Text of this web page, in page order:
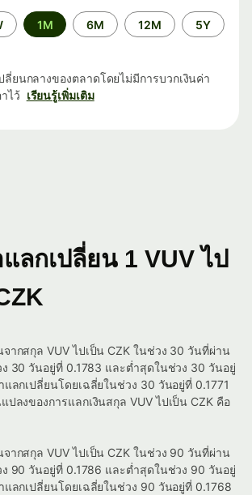
1M 6M 12M 5Y
ลี่ยนกลางของตลาดโดยไม่มีการบวกเงินค่า
ไว้ เรียนรู้เพิ่มเติม
ลกเปลี่ยน 1 VUV ไป
ากสกุล VUV ไปเป็น CZK ในช่วง 30 วันที่ผ่าน
30 วันอยู่ที่ 0.1783 และต่ำสุดในช่วง 30 วันอยู่
แลกเปลี่ยนโดยเฉลี่ยในช่วง 30 วันอยู่ที่ 0.1771
ปลงของการแลกเงินสกุล VUV ไปเป็น CZK คือ
ากสกุล VUV ไปเป็น CZK ในช่วง 90 วันที่ผ่าน
90 วันอยู่ที่ 0.1786 และต่ำสุดในช่วง 90 วันอยู่
แลกเปลี่ยนโดยเฉลี่ยในช่วง 90 วันอยู่ที่ 0.1768